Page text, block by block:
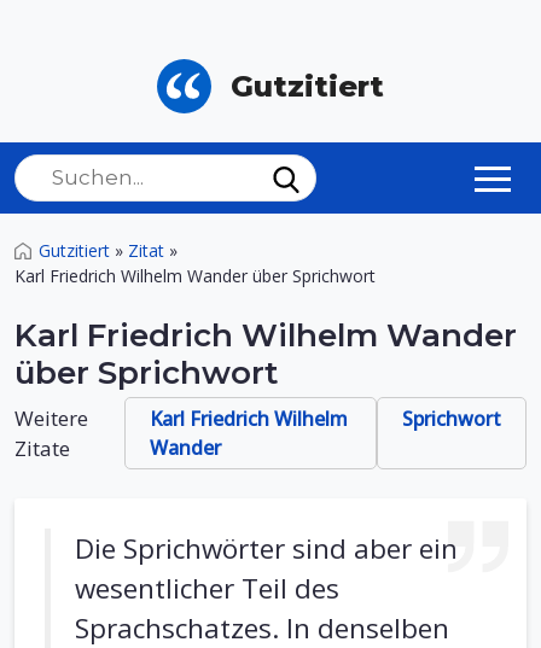
Gutzitiert
Gutzitiert » Zitat »
Karl Friedrich Wilhelm Wander über Sprichwort
Karl Friedrich Wilhelm Wander
über Sprichwort
Weitere
Zitate
Karl Friedrich Wilhelm
Wander
Sprichwort
Die Sprichwörter sind aber ein
wesentlicher Teil des
Sprachschatzes. In denselben